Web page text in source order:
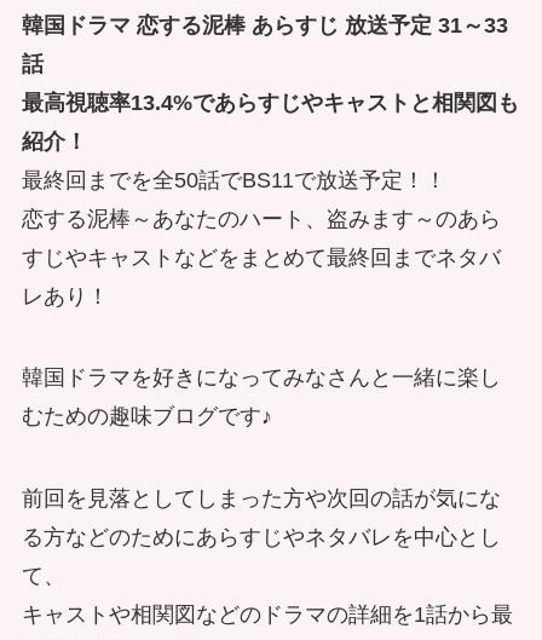
韓国ドラマ 恋する泥棒 あらすじ 放送予定 31～33
話
最高視聴率13.4%であらすじやキャストと相関図も
紹介！
最終回までを全50話でBS11で放送予定！！
恋する泥棒～あなたのハート、盗みます～のあら
すじやキャストなどをまとめて最終回までネタバ
レあり！
韓国ドラマを好きになってみなさんと一緒に楽し
むための趣味ブログです♪
前回を見落としてしまった方や次回の話が気にな
る方などのためにあらすじやネタバレを中心とし
て、
キャストや相関図などのドラマの詳細を1話から最